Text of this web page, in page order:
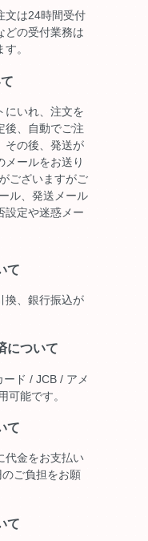
文は24時間受付
どの受付業務は
。
にいれ、注文を
後、自動でご注
その後、発送が
メールをお送り
ございますがご
ル、発送メール
設定や迷惑メー
て
換、銀行振込が
について
ド / JCB / アメ
可能です。
て
代金をお支払い
ご負担をお願
て